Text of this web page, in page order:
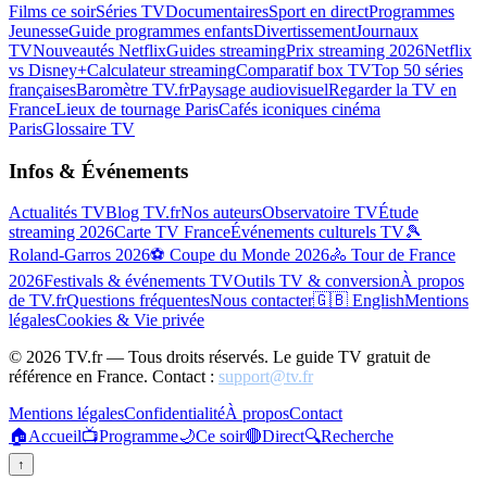
Films ce soirSéries TVDocumentairesSport en directProgrammes
JeunesseGuide programmes enfantsDivertissementJournaux
TVNouveautés NetflixGuides streamingPrix streaming 2026Netflix
vs Disney+Calculateur streamingComparatif box TVTop 50 séries
françaisesBaromètre TV.frPaysage audiovisuelRegarder la TV en
FranceLieux de tournage ParisCafés iconiques cinéma
ParisGlossaire TV
Infos & Événements
Actualités TVBlog TV.frNos auteursObservatoire TVÉtude
streaming 2026Carte TV FranceÉvénements culturels TV🎾
Roland-Garros 2026⚽ Coupe du Monde 2026🚴 Tour de France
2026Festivals & événements TVOutils TV & conversionÀ propos
de TV.frQuestions fréquentesNous contacter🇬🇧 EnglishMentions
légalesCookies & Vie privée
© 2026 TV.fr — Tous droits réservés. Le guide TV gratuit de
référence en France. Contact : support@tv.fr
Mentions légalesConfidentialitéÀ proposContact
🏠Accueil📺Programme🌙Ce soir🔴Direct🔍Recherche
↑